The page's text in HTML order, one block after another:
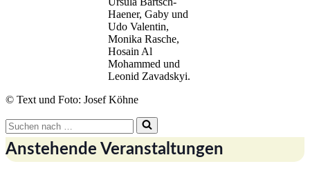
Haener, Gaby und
Udo Valentin,
Monika Rasche,
Hosain Al
Mohammed und
Leonid Zavadskyi.
© Text und Foto: Josef Köhne
Suchen
nach …
Anstehende Veranstaltungen